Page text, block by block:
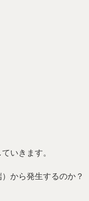
いきます。
から発生するのか？